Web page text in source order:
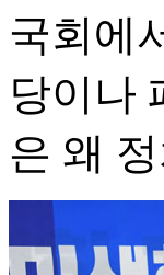
국회에
당이나
은 왜